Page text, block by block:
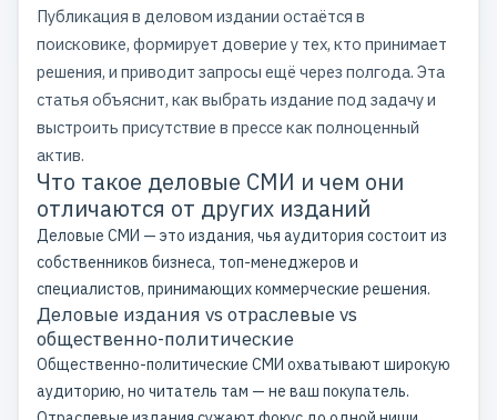
Публикация в деловом издании остаётся в
поисковике, формирует доверие у тех, кто принимает
решения, и приводит запросы ещё через полгода. Эта
статья объяснит, как выбрать издание под задачу и
выстроить присутствие в прессе как полноценный
актив.
Что такое деловые СМИ и чем они
отличаются от других изданий
Деловые СМИ — это издания, чья аудитория состоит из
собственников бизнеса, топ-менеджеров и
специалистов, принимающих коммерческие решения.
Деловые издания vs отраслевые vs
общественно-политические
Общественно-политические СМИ охватывают широкую
аудиторию, но читатель там — не ваш покупатель.